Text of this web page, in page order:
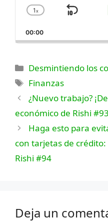
Cambiar
velocidad
de
1x
atrás
00:00
Categorías
Desmintiendo los
Etiquetas
Finanzas
¿Nuevo trabajo?
económico de Rishi #93
Haga esto para
con tarjetas de
Rishi #94
Deja un